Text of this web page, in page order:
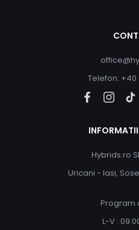
Telefon: +40
INFORMATII
Hybrids.ro
Uricani - Iasi,
Program
L-V :